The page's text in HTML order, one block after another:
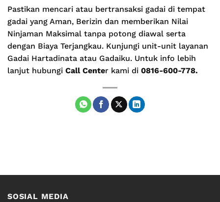
Pastikan mencari atau bertransaksi gadai di tempat
gadai yang Aman, Berizin dan memberikan Nilai
Ninjaman Maksimal tanpa potong diawal serta
dengan Biaya Terjangkau. Kunjungi unit-unit layanan
Gadai Hartadinata atau Gadaiku. Untuk info lebih
lanjut hubungi Call Center kami di 0816-600-778.
SOSIAL MEDIA